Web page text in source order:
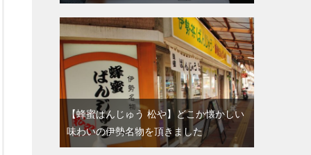
【蜂蜜ぱんじゅう 松や】どこか懐かしい
味わいの伊勢名物を頂きました